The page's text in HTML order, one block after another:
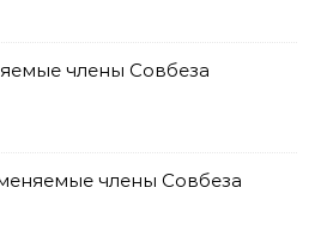
члены Совбеза
члены Совбеза